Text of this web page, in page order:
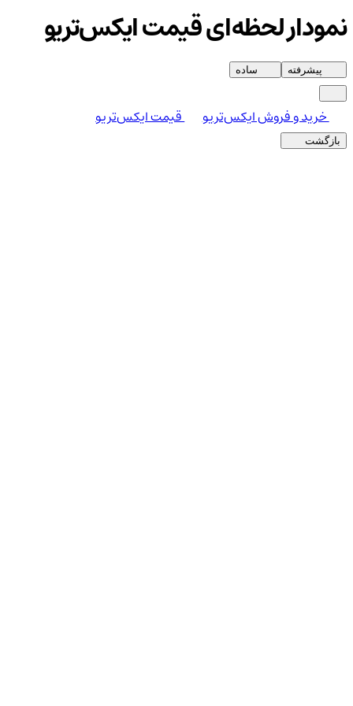
نمودار لحظه‌ای قیمت ایکس‌تریو
پیشرفته ساده
خرید و فروش ایکس‌تریو قیمت ایکس‌تریو
بازگشت